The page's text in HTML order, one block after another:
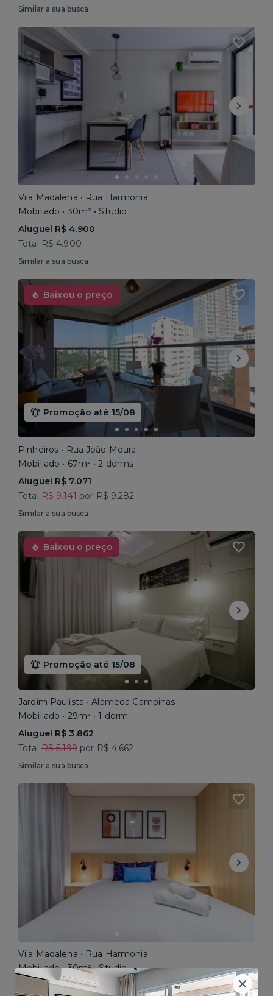
Similar a sua busca
Vila Madalena • Rua Harmonia
Mobiliado • 30m² • Studio
Aluguel R$ 4.900
Total R$ 4.900
Similar a sua busca
Baixou o preço
Promoção até 15/08
Pinheiros • Rua João Moura
Mobiliado • 67m² • 2 dorms
Aluguel R$ 7.071
Total R$ 9.141por R$ 9.282
Similar a sua busca
Baixou o preço
Promoção até 15/08
Jardim Paulista • Alameda Campinas
Mobiliado • 29m² • 1 dorm
Aluguel R$ 3.862
Total R$ 5.199por R$ 4.662
Similar a sua busca
Vila Madalena • Rua Harmonia
Mobiliado • 30m² • Studio
Aluguel R$ 5.200